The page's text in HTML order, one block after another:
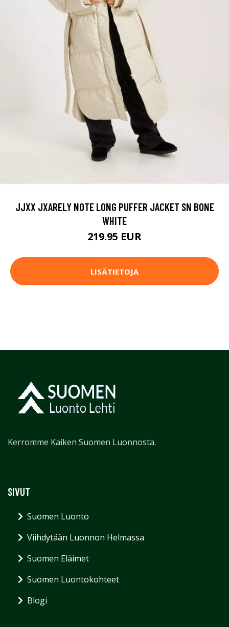
JJXX JXARELY NOTE LONG PUFFER JACKET SN BONE
WHITE
219.95 EUR
LISÄTIETOJA
Kerromme Kaiken Suomen Luonnosta.
SIVUT
Suomen Luonto
Viihdytään Luonnon Helmassa
Suomen Eläimet
Suomen Luontokohteet
Blogi